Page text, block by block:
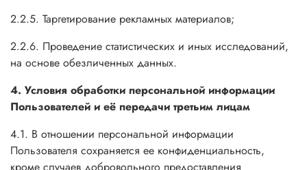
2.2.5. Таргетирование рекламных материалов;
2.2.6. Проведение статистических и иных исследований,
на основе обезличенных данных.
4. Условия обработки персональной информации
Пользователей и её передачи третьим лицам
4.1. В отношении персональной информации
Пользователя сохраняется ее конфиденциальность,
кроме случаев добровольного предоставления